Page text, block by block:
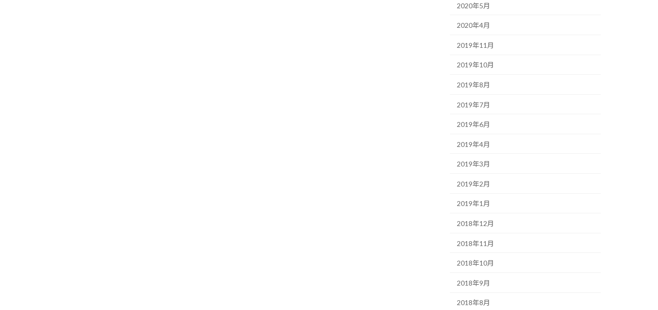
2020年5月
2020年4月
2019年11月
2019年10月
2019年8月
2019年7月
2019年6月
2019年4月
2019年3月
2019年2月
2019年1月
2018年12月
2018年11月
2018年10月
2018年9月
2018年8月